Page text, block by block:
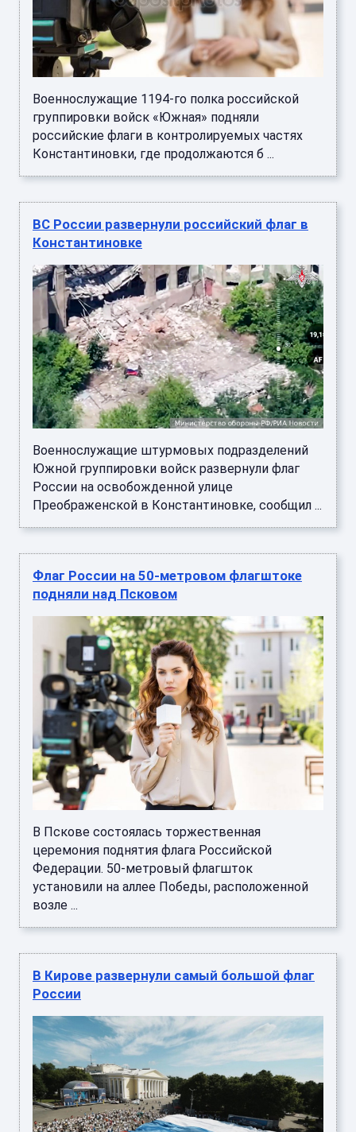
Военнослужащие 1194-го полка российской
группировки войск «Южная» подняли
российские флаги в контролируемых частях
Константиновки, где продолжаются б ...
ВС России развернули российский флаг в
Константиновке
Военнослужащие штурмовых подразделений
Южной группировки войск развернули флаг
России на освобожденной улице
Преображенской в Константиновке, сообщил ...
Флаг России на 50-метровом флагштоке
подняли над Псковом
В Пскове состоялась торжественная
церемония поднятия флага Российской
Федерации. 50-метровый флагшток
установили на аллее Победы, расположенной
возле ...
В Кирове развернули самый большой флаг
России